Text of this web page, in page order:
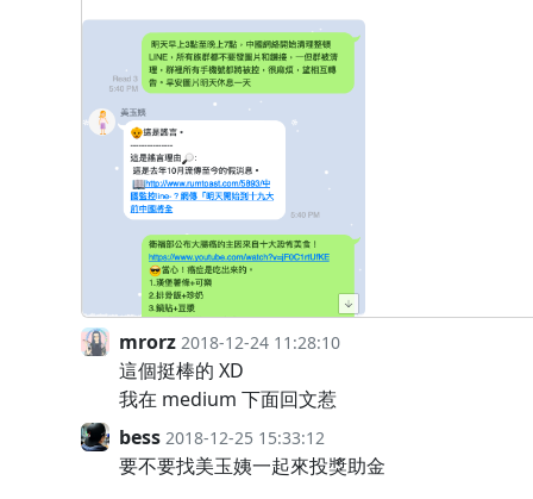
mrorz 2018-12-24 11:28:10
這個挺棒的 XD
我在 medium 下面回文惹
bess 2018-12-25 15:33:12
要不要找美玉姨一起來投獎助金